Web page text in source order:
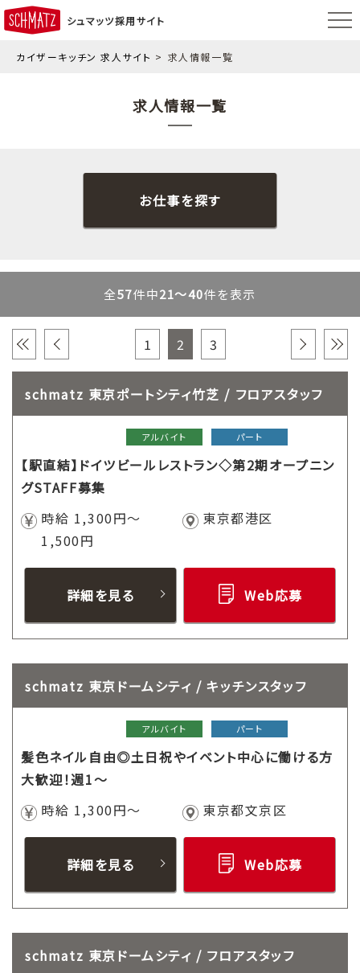
シュマッツ採用サイト
カイザーキッチン 求人サイト 求人情報一覧
求人情報一覧
お仕事を探す
全57件中21～40件を表示
« ‹ 1 2 3 › »
schmatz 東京ポートシティ竹芝 / フロアスタッフ
アルバイト パート
【駅直結】ドイツビールレストラン◇第2期オープニン
グSTAFF募集
時給 1,300円～
1,500円
東京都港区
詳細を見る Web応募
schmatz 東京ドームシティ / キッチンスタッフ
アルバイト パート
髪色ネイル自由◎土日祝やイベント中心に働ける方
大歓迎！週1～
時給 1,300円～
東京都文京区
詳細を見る Web応募
schmatz 東京ドームシティ / フロアスタッフ